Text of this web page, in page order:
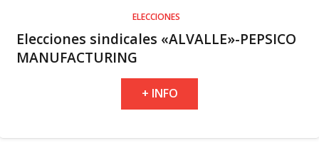
ELECCIONES
Elecciones sindicales «ALVALLE»-PEPSICO
MANUFACTURING
+ INFO